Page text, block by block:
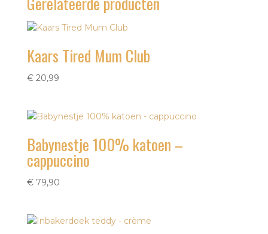
Kaars Tired Mum Club
€20,99
Babynestje 100% katoen –
cappuccino
€79,90